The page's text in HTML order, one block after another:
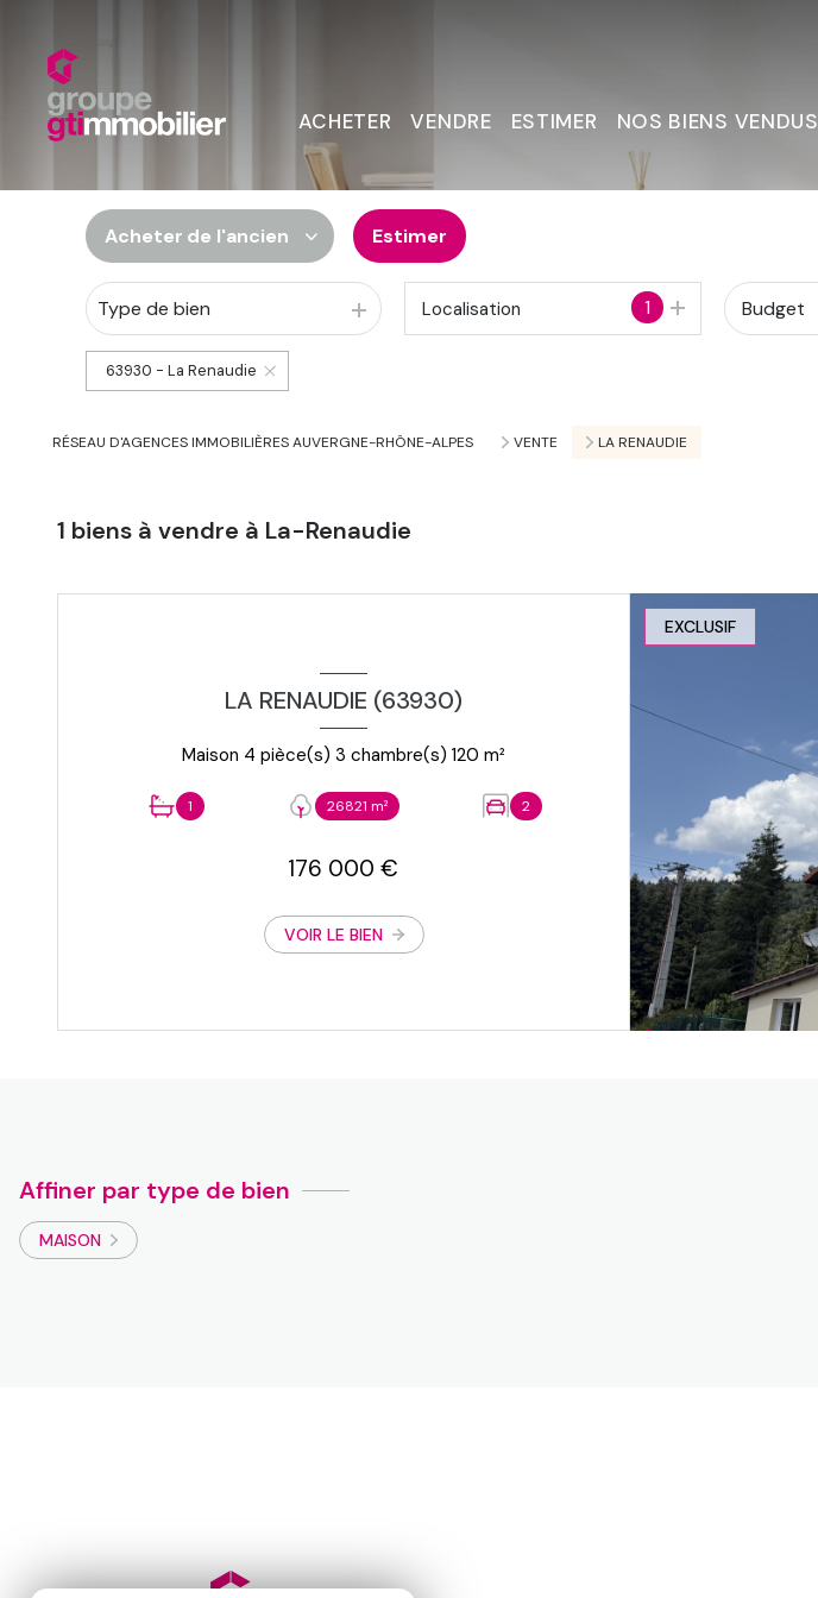
ACHETER VENDRE ESTIMER NOS BIENS VENDUS
Acheter de l'ancien
De l'ancien
Du neuf
Estimer
Type de bien 1
Localisation Budget
63930 - La Renaudie
RÉSEAU D'AGENCES IMMOBILIÈRES AUVERGNE-RHÔNE-ALPES VENTE LA RENAUDIE
1 biens à vendre à La-Renaudie
EXCLUSIF
LA RENAUDIE (63930)
Maison 4 pièce(s) 3 chambre(s) 120 m²
1 26821 m² 2
176 000 €
VOIR LE BIEN
Affiner par type de bien
MAISON